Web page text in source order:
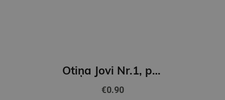
Otiņa Jovi Nr.1, ponija, apaļa
€0.90